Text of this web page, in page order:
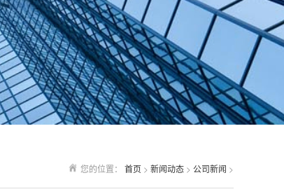
您的位置： 首页 > 新闻动态 > 公司新闻 >